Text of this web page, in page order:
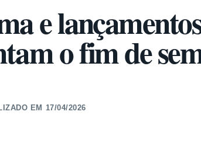
e lançamentos
o fim de
EM 17/04/2026